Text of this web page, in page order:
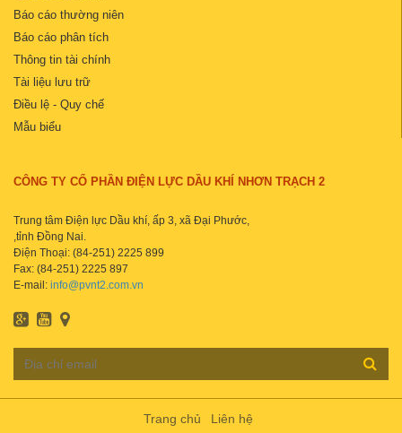
Báo cáo thường niên
Báo cáo phân tích
Thông tin tài chính
Tài liệu lưu trữ
Điều lệ - Quy chế
Mẫu biểu
CÔNG TY CỔ PHẦN ĐIỆN LỰC DẦU KHÍ NHƠN TRẠCH 2
Trung tâm Điện lực Dầu khí, ấp 3, xã Đại Phước,
,tỉnh Đồng Nai.
Điện Thoại: (84-251) 2225 899
Fax: (84-251) 2225 897
E-mail: info@pvnt2.com.vn
Trang chủ Liên hệ